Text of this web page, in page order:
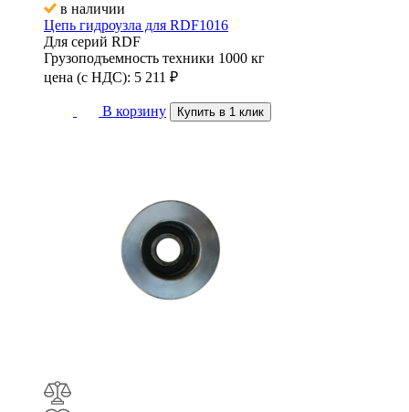
в наличии
Цепь гидроузла для RDF1016
Для серий RDF
Грузоподъемность техники 1000 кг
цена (с НДС): 5 211 ₽
В корзину Купить в 1 клик